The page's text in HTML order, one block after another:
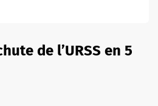
de l’URSS en 5